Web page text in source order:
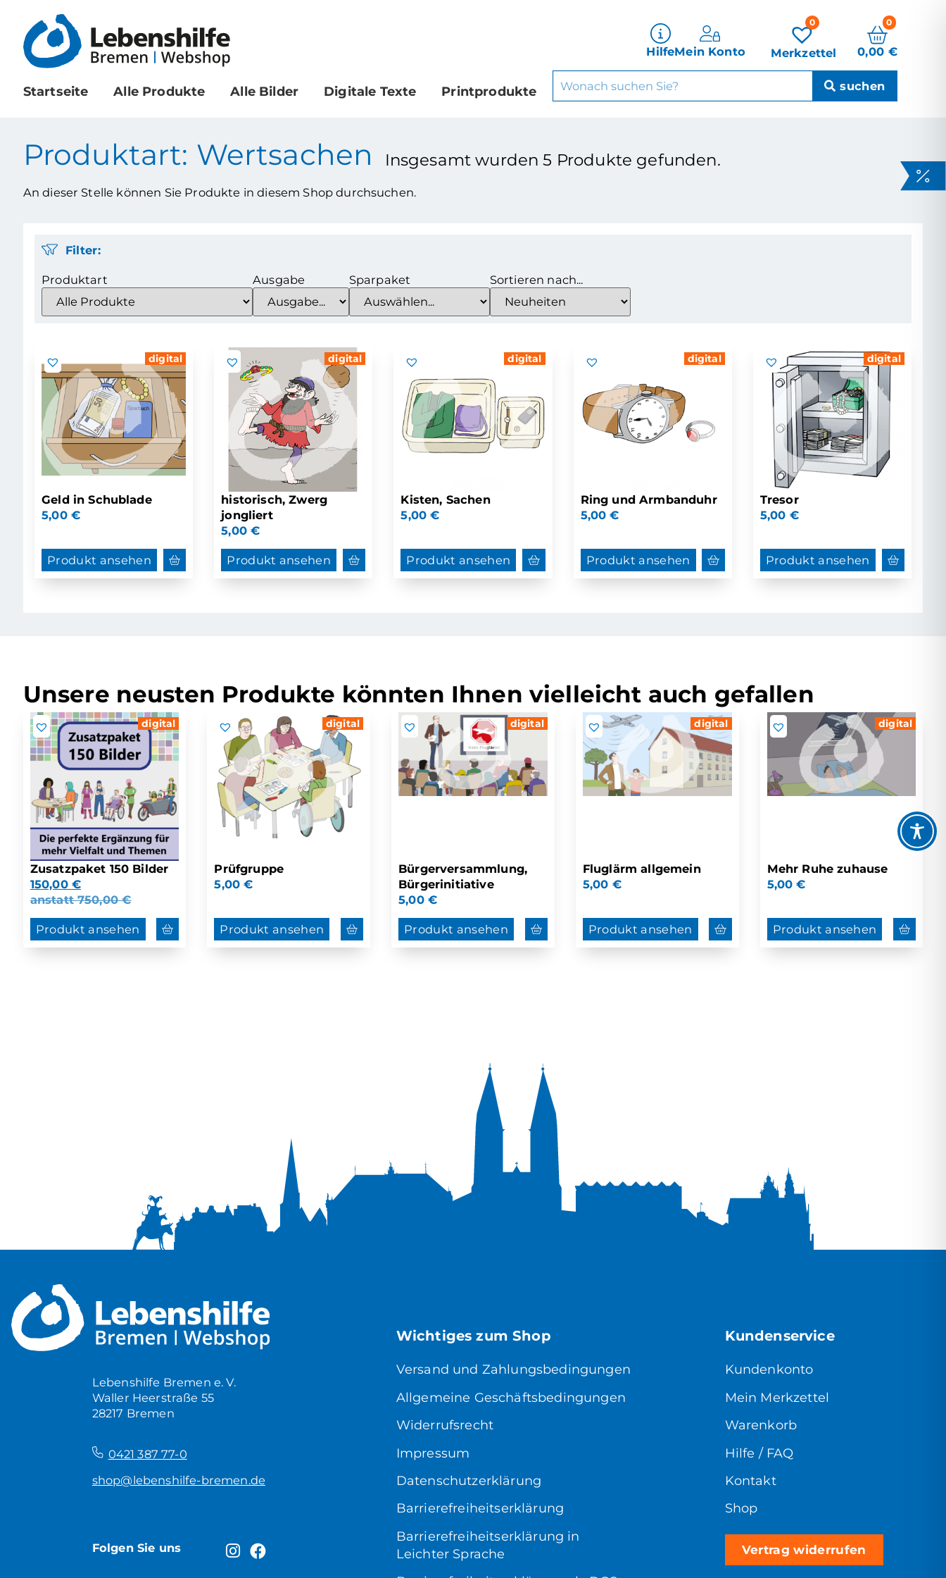
HilfeMein Konto Merkzettel
0
0,00 €
0
Startseite Alle Produkte Alle Bilder Digitale Texte Printprodukte
Produktart: Wertsachen Insgesamt wurden5 Produkte gefunden.
An dieser Stelle können Sie Produkte in diesem Shop durchsuchen.
Filter:
Produktart Ausgabe Sparpaket Sortieren nach...
digital
Geld in Schublade
5,00 €
Produkt ansehen
digital
historisch, Zwerg
jongliert
5,00€
Produkt ansehen
digital
Kisten, Sachen
5,00€
Produkt ansehen
digital
Ring und Armbanduhr
5,00€
Produkt ansehen
digital
Tresor
5,00 €
Produkt ansehen
Unsere neusten Produkte könnten Ihnen vielleicht auch gefallen
digital
Zusatzpaket 150 Bilder
150,00 €
anstatt750,00€
Produkt ansehen
digital
Prüfgruppe
5,00€
Produkt ansehen
digital
Bürgerversammlung,
Bürgerinitiative
5,00 €
Produkt ansehen
digital
Fluglärm allgemein
5,00 €
Produkt ansehen
digital
Mehr Ruhe zuhause
5,00€
Produkt ansehen
Lebenshilfe Bremen e. V.
Waller Heerstraße 55
28217 Bremen
0421 387 77-0
shop@lebenshilfe-bremen.de
Folgen Sie uns
Wichtiges zum Shop
Versand und Zahlungsbedingungen
Allgemeine Geschäftsbedingungen
Widerrufsrecht
Impressum
Datenschutzerklärung
Barrierefreiheitserklärung
Barrierefreiheitserklärung in
Leichter Sprache
Kundenservice
Kundenkonto
Mein Merkzettel
Warenkorb
Hilfe / FAQ
Kontakt
Shop
Vertrag widerrufen